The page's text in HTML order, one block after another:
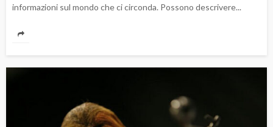
informazioni sul mondo che ci circonda. Possono descrivere...